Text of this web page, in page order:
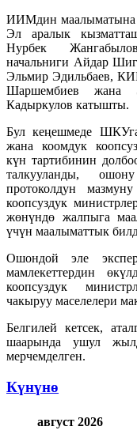
ИИМдин маалыматына
Эл аралык
Нурбек
начальниги Айдар
Эльмир Эдильбаев,
Шаршембиев жана
Кадыркулов катышты.
Бул кеңешмеде
жана коомдук
күн тартибинин
талкууланды,
протоколдун
коопсуздук
жөнүндө жалпыга
үчүн маалыматтык
Ошондой эле
мамлекеттердин
коопсуздук
чакыруу маселелери
Белгилей кетсек,
шаарында ушул
мерчемделген.
Күнүнө
август 2026